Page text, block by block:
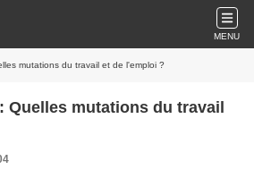
MENU
mutations du travail et de l'emploi ?
Quelles mutations du travail